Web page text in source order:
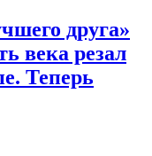
друга»
века резал
Теперь